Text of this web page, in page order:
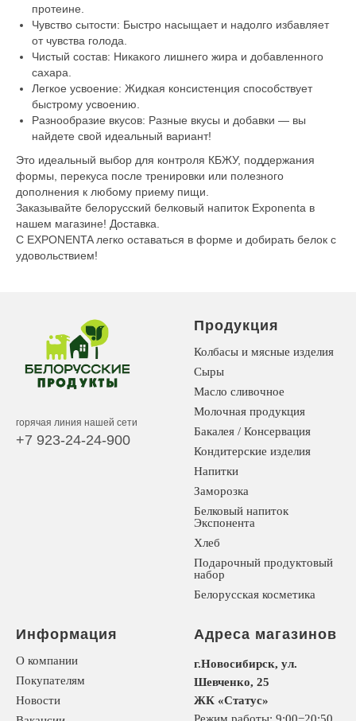
протеине.
Чувство сытости: Быстро насыщает и надолго избавляет
от чувства голода.
Чистый состав: Никакого лишнего жира и добавленного
сахара.
Легкое усвоение: Жидкая консистенция способствует
быстрому усвоению.
Разнообразие вкусов: Разные вкусы и добавки — вы
найдете свой идеальный вариант!
Это идеальный выбор для контроля КБЖУ, поддержания
формы, перекуса после тренировки или полезного
дополнения к любому приему пищи.
Заказывайте белорусский белковый напиток Exponenta в
нашем магазине! Доставка.
С EXPONENTA легко оставаться в форме и добирать белок с
удовольствием!
горячая линия нашей сети
+7 923-24-24-900
Продукция
Колбасы и мясные изделия
Сыры
Масло сливочное
Молочная продукция
Бакалея / Консервация
Кондитерские изделия
Напитки
Заморозка
Белковый напиток
Экспонента
Хлеб
Подарочный продуктовый
набор
Белорусская косметика
Информация
О компании
Покупателям
Новости
Адреса магазинов
г.Новосибирск, ул.
Шевченко, 25
ЖК «Статус»